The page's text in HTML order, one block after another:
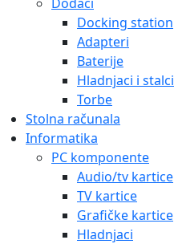
Docking station
Adapteri
Baterije
Hladnjaci i stalci
Torbe
Stolna računala
Informatika
PC komponente
Audio/tv kartice
TV kartice
Grafičke kartice
Hladnjaci